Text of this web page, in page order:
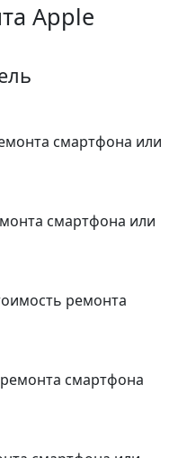
Apple
смартфона или
смартфона или
ремонта
смартфона